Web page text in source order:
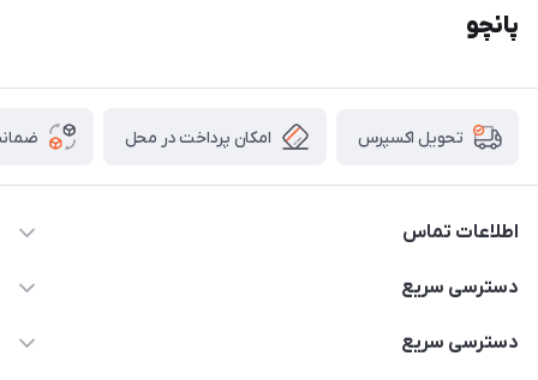
پانچو
تحویل اکسپرس امکان پرداخت در محل
اطلاعات تماس
02166456492 - 09121933405
دسترسی سریع
خرید کیسه خواب
دسترسی سریع